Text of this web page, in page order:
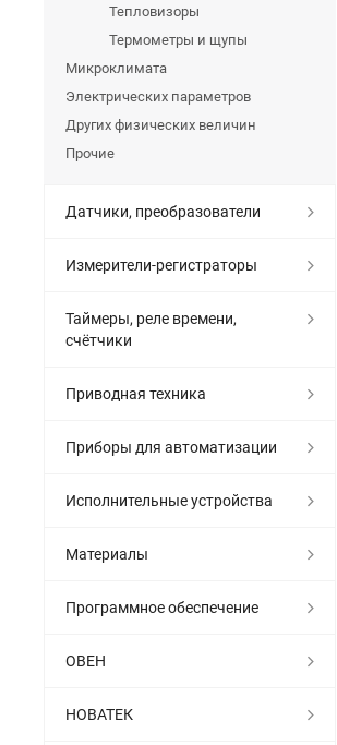
Тепловизоры
Термометры и щупы
Микроклимата
Электрических параметров
Других физических величин
Прочие
Датчики, преобразователи
Измерители-регистраторы
Таймеры, реле времени,
счётчики
Приводная техника
Приборы для автоматизации
Исполнительные устройства
Материалы
Программное обеспечение
ОВЕН
НОВАТЕК